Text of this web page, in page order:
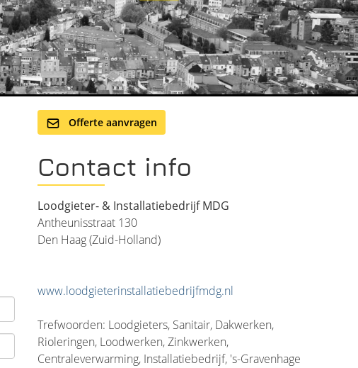
Offerte aanvragen
Contact info
Loodgieter- & Installatiebedrijf MDG
Antheunisstraat 130
Den Haag (Zuid-Holland)
www.loodgieterinstallatiebedrijfmdg.nl
Trefwoorden: Loodgieters, Sanitair, Dakwerken,
Rioleringen, Loodwerken, Zinkwerken,
Centraleverwarming, Installatiebedrijf, 's-Gravenhage